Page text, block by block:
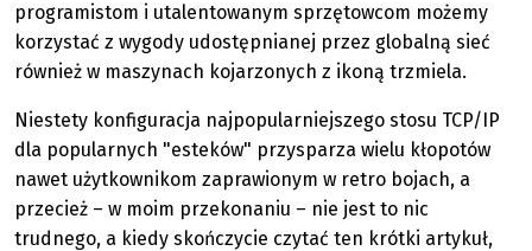
programistom i utalentowanym sprzętowcom możemy
korzystać z wygody udostępnianej przez globalną sieć
również w maszynach kojarzonych z ikoną trzmiela.
Niestety konfiguracja najpopularniejszego stosu TCP/IP
dla popularnych "esteków" przysparza wielu kłopotów
nawet użytkownikom zaprawionym w retro bojach, a
przecież – w moim przekonaniu – nie jest to nic
trudnego, a kiedy skończycie czytać ten krótki artykuł,